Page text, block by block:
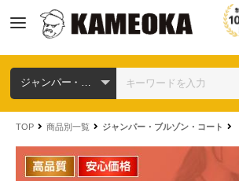
TOP 商品別一覧 ジャンパー・ブルゾン・コート